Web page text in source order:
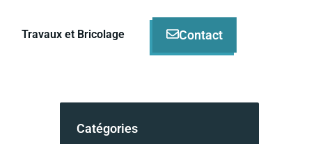
Travaux et Bricolage Contact
Catégories